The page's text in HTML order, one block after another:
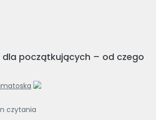
dla początkujących – od czego
czytania